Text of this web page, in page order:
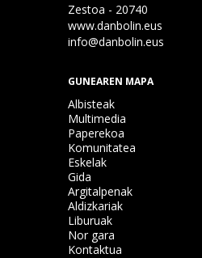
Zestoa - 20740
www.danbolin.eus
info@danbolin.eus
GUNEAREN MAPA
Albisteak
Multimedia
Paperekoa
Komunitatea
Eskelak
Gida
Argitalpenak
Aldizkariak
Liburuak
Nor gara
Kontaktua